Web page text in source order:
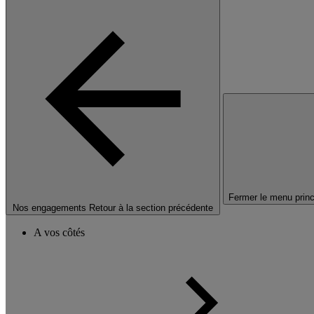
Nos engagements Retour à la section précédente
Fermer le menu
A vos côtés